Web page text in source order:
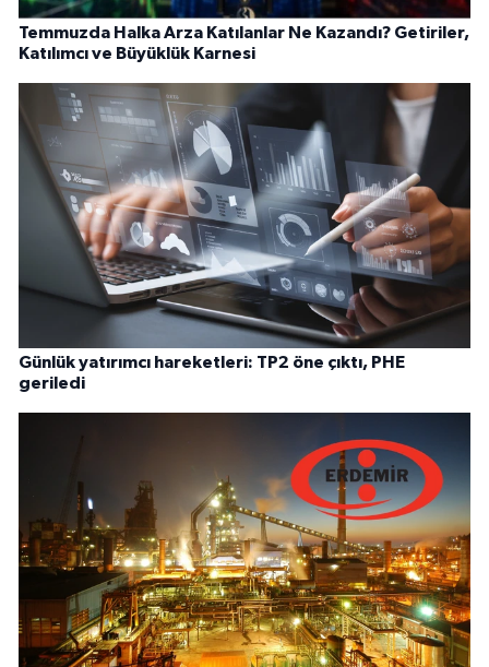
Temmuzda Halka Arza Katılanlar Ne Kazandı? Getiriler,
Katılımcı ve Büyüklük Karnesi
Günlük yatırımcı hareketleri: TP2 öne çıktı, PHE
geriledi